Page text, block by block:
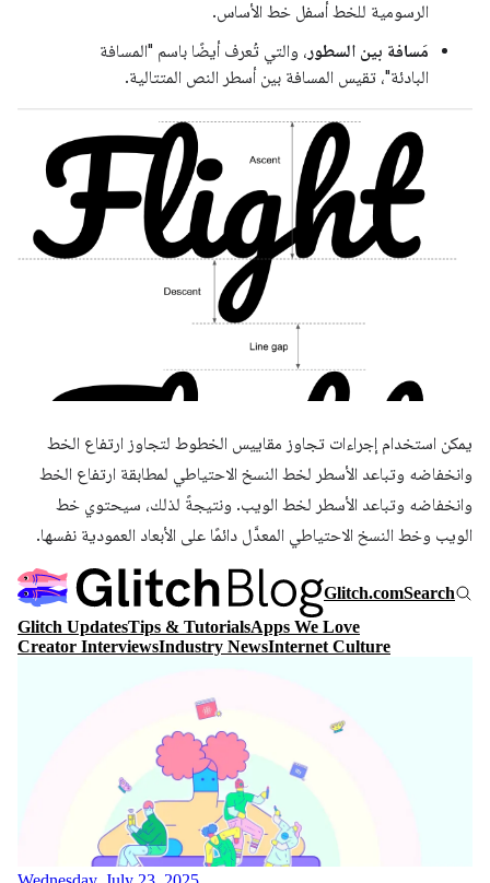
الرسومية للخط أسفل خط الأساس.
مَسافة بين السطور ، والتي تُعرف أيضًا باسم "المسافة
البادئة"، تقيس المسافة بين أسطر النص المتتالية.
يمكن استخدام إجراءات تجاوز مقاييس الخطوط لتجاوز ارتفاع الخط
وانخفاضه وتباعد الأسطر لخط النسخ الاحتياطي لمطابقة ارتفاع الخط
وانخفاضه وتباعد الأسطر لخط الويب. ونتيجةً لذلك، سيحتوي خط
الويب وخط النسخ الاحتياطي المعدَّل دائمًا على الأبعاد العمودية نفسها.